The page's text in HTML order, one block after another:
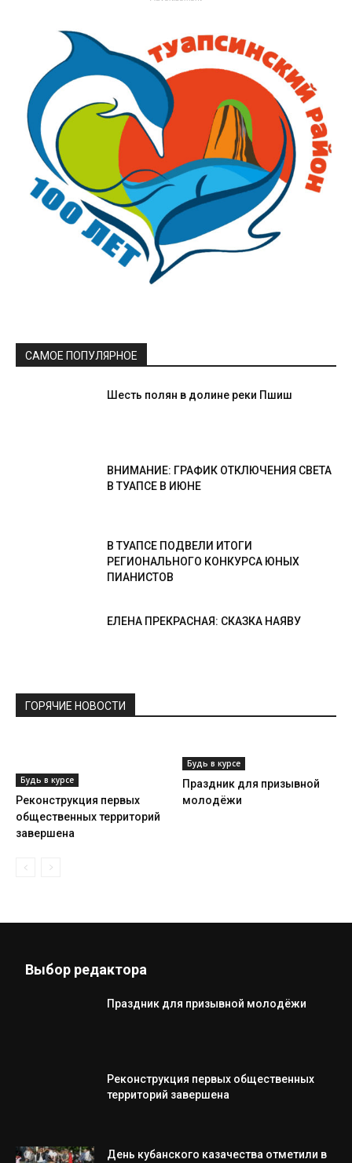
САМОЕ ПОПУЛЯРНОЕ
Шесть полян в долине реки Пшиш
ВНИМАНИЕ: ГРАФИК ОТКЛЮЧЕНИЯ СВЕТА
В ТУАПСЕ В ИЮНЕ
В ТУАПСЕ ПОДВЕЛИ ИТОГИ
РЕГИОНАЛЬНОГО КОНКУРСА ЮНЫХ
ПИАНИСТОВ
ЕЛЕНА ПРЕКРАСНАЯ: СКАЗКА НАЯВУ
ГОРЯЧИЕ НОВОСТИ
Будь в курсе
Реконструкция первых
общественных территорий
завершена
Будь в курсе
Праздник для призывной
молодёжи
Выбор редактора
Праздник для призывной молодёжи
Реконструкция первых общественных
территорий завершена
День кубанского казачества отметили в